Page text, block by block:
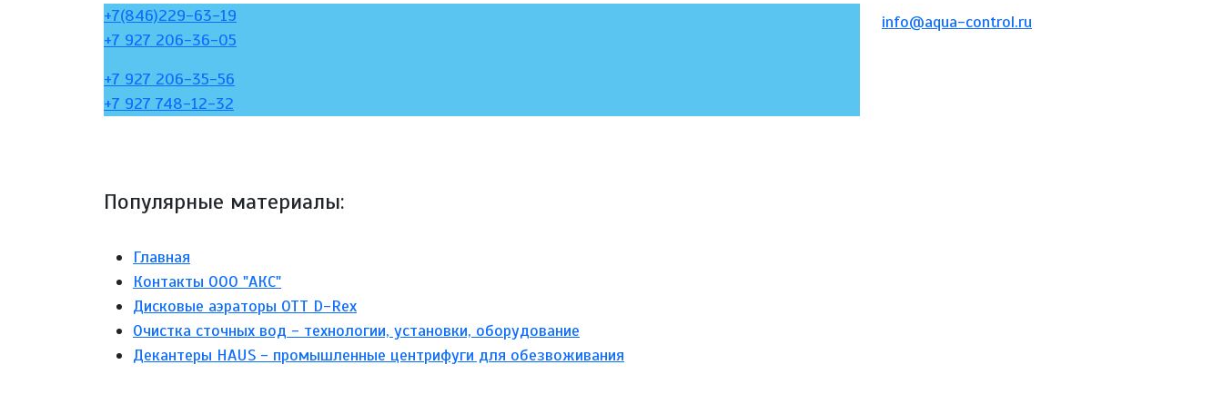
+7(846)229-63-19
+7 927 206-36-05
+7 927 206-35-56
+7 927 748-12-32
Популярные материалы:
Главная
Контакты ООО "АКС"
Дисковые аэраторы ОТТ D-Rex
Очистка сточных вод - технологии, установки, оборудование
Декантеры HAUS - промышленные центрифуги для обезвоживания
info@aqua-control.ru